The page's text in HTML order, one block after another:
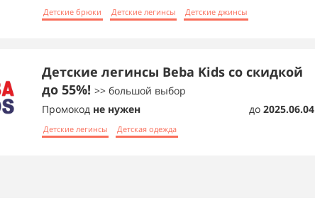
Детские брюки Детские легинсы Детские джинсы
Детские легинсы Beba Kids со скидкой
до 55%! >> большой выбор
Промокод не нужен до 2025.06.04
Детские легинсы Детская одежда